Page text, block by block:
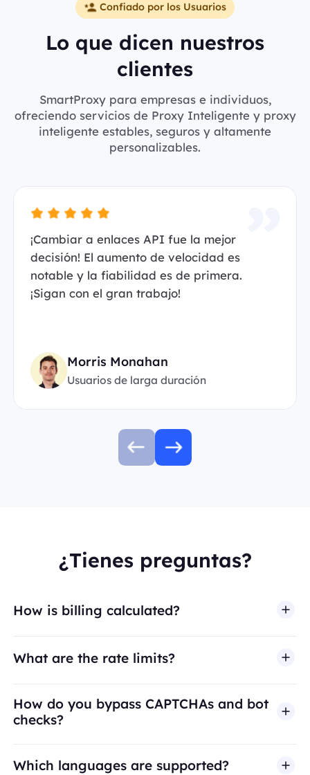
Confiado por los Usuarios
Lo que dicen nuestros
clientes
SmartProxy para empresas e individuos,
ofreciendo servicios de Proxy Inteligente y proxy
inteligente estables, seguros y altamente
personalizables.
¡Cambiar a enlaces API fue la mejor
decisión! El aumento de velocidad es
notable y la fiabilidad es de primera.
¡Sigan con el gran trabajo!
Morris Monahan
Usuarios de larga duración
¿Tienes preguntas?
How is billing calculated?
What are the rate limits?
How do you bypass CAPTCHAs and bot
checks?
Which languages are supported?